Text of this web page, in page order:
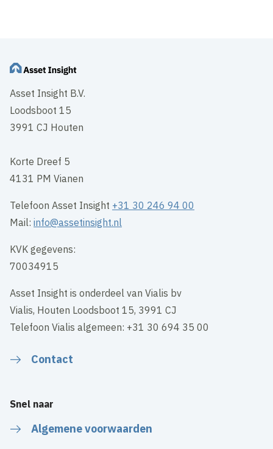
Asset Insight B.V.
Loodsboot 15
3991 CJ Houten
Korte Dreef 5
4131 PM Vianen
Telefoon Asset Insight +31 30 246 94 00
Mail:info@assetinsight.nl
KVK gegevens:
70034915
Asset Insight is onderdeel van Vialis bv
Vialis, Houten Loodsboot 15, 3991 CJ
Telefoon Vialis algemeen: +31 30 694 35 00
Contact
Snel naar
Algemene voorwaarden